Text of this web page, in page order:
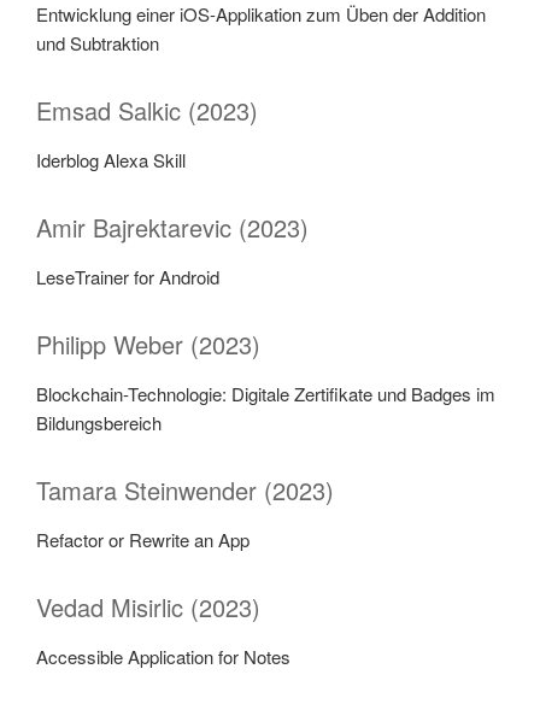
Entwicklung einer iOS-Applikation zum Üben der Addition
und Subtraktion
Emsad Salkic (2023)
Iderblog Alexa Skill
Amir Bajrektarevic (2023)
LeseTrainer for Android
Philipp Weber (2023)
Blockchain-Technologie: Digitale Zertifikate und Badges im
Bildungsbereich
Tamara Steinwender (2023)
Refactor or Rewrite an App
Vedad Misirlic (2023)
Accessible Application for Notes